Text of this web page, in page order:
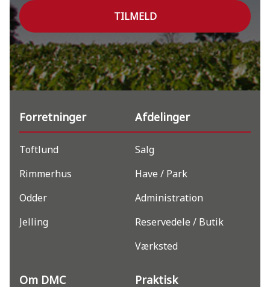
TILMELD
Forretninger
Toftlund
Rimmerhus
Odder
Jelling
Afdelinger
Salg
Have / Park
Administration
Reservedele / Butik
Værksted
Om DMC Praktisk